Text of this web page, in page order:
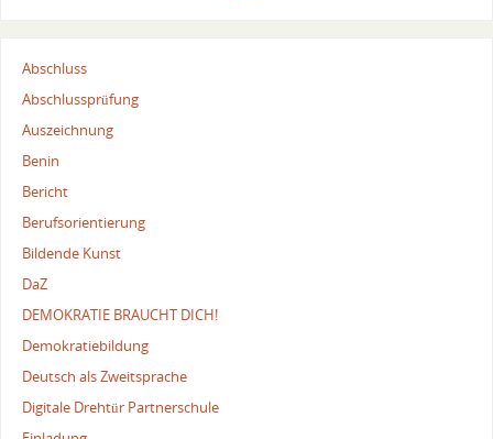
Abschluss
Abschlussprüfung
Auszeichnung
Benin
Bericht
Berufsorientierung
Bildende Kunst
DaZ
DEMOKRATIE BRAUCHT DICH!
Demokratiebildung
Deutsch als Zweitsprache
Digitale Drehtür Partnerschule